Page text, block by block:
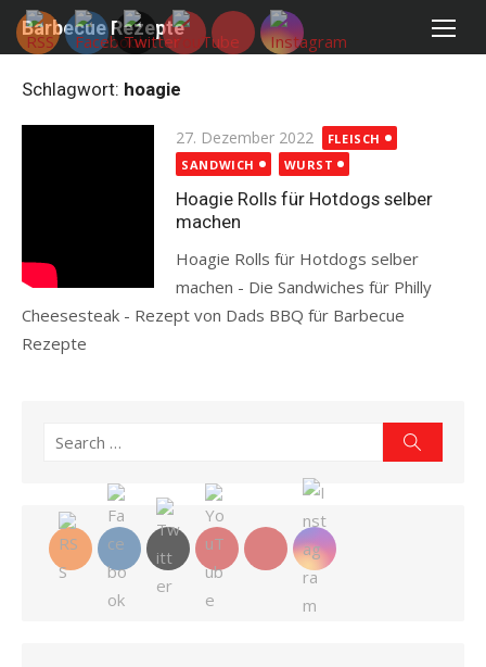
Skip
Barbecue Rezepte
Schlagwort: hoagie
Posted
on
27. Dezember 2022
FLEISCH
SANDWICH
WURST
Hoagie Rolls für Hotdogs selber
machen
Hoagie Rolls für Hotdogs selber
machen - Die Sandwiches für Philly
Cheesesteak - Rezept von Dads BBQ für Barbecue
Rezepte
Search